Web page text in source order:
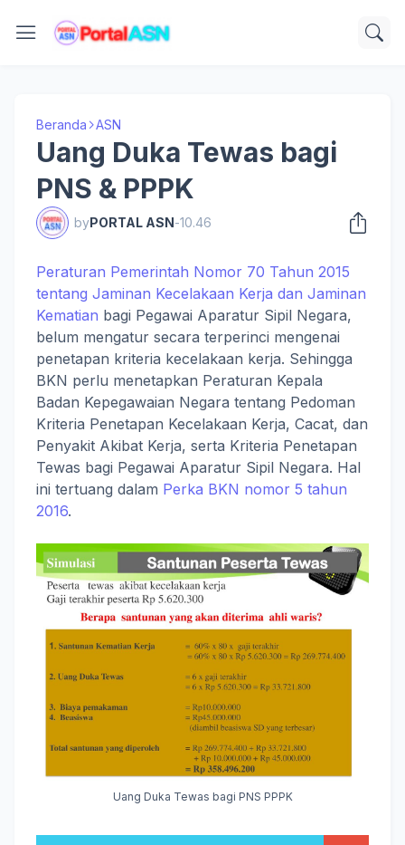
Beranda ASN
Uang Duka Tewas bagi
PNS & PPPK
byPORTAL ASN-10.46
Peraturan Pemerintah Nomor 70 Tahun 2015
tentang Jaminan Kecelakaan Kerja dan Jaminan
Kematian bagi Pegawai Aparatur Sipil Negara,
belum mengatur secara terperinci mengenai
penetapan kriteria kecelakaan kerja. Sehingga
BKN perlu menetapkan Peraturan Kepala
Badan Kepegawaian Negara tentang Pedoman
Kriteria Penetapan Kecelakaan Kerja, Cacat, dan
Penyakit Akibat Kerja, serta Kriteria Penetapan
Tewas bagi Pegawai Aparatur Sipil Negara. Hal
ini tertuang dalam Perka BKN nomor 5 tahun
2016.
Uang Duka Tewas bagi PNS PPPK